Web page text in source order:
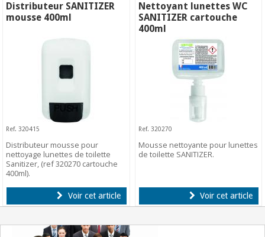
Distributeur SANITIZER
mousse 400ml
Ref. 320415
Distributeur mousse pour
nettoyage lunettes de toilette
Sanitizer, (ref 320270 cartouche
400ml).
Voir cet article
Nettoyant lunettes WC
SANITIZER cartouche
400ml
Ref. 320270
Mousse nettoyante pour lunettes
de toilette SANITIZER.
Voir cet article